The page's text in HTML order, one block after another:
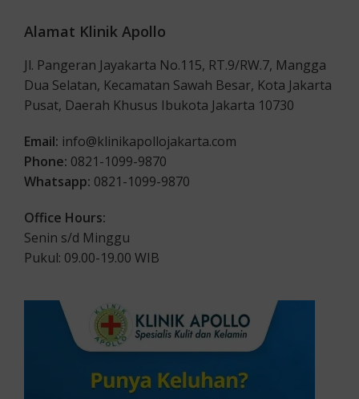
Alamat Klinik Apollo
Jl. Pangeran Jayakarta No.115, RT.9/RW.7, Mangga
Dua Selatan, Kecamatan Sawah Besar, Kota Jakarta
Pusat, Daerah Khusus Ibukota Jakarta 10730
Email: info@klinikapollojakarta.com
Phone: 0821-1099-9870
Whatsapp: 0821-1099-9870
Office Hours:
Senin s/d Minggu
Pukul: 09.00-19.00 WIB